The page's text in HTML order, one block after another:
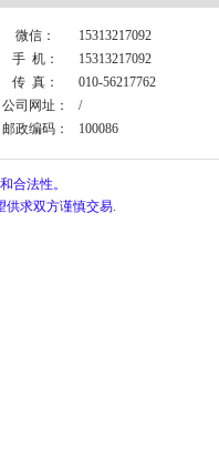
微信：
15313217092
手 机：
15313217092
传 真：
010-56217762
公司网址：
/
邮政编码： 100086
合法性。
供求双方谨慎交易.